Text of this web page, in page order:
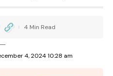
4, 2024 10:28 am
4 Min Read